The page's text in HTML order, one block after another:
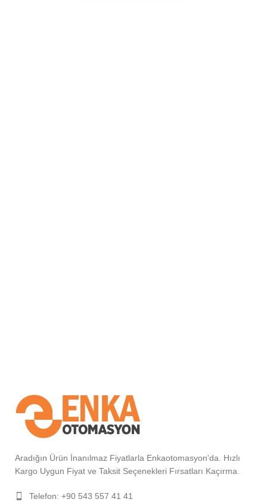
Aradığın Ürün İnanılmaz Fiyatlarla Enkaotomasyon'da. Hızlı
Kargo Uygun Fiyat ve Taksit Seçenekleri Fırsatları Kaçırma.
Telefon: +90 543 557 41 41